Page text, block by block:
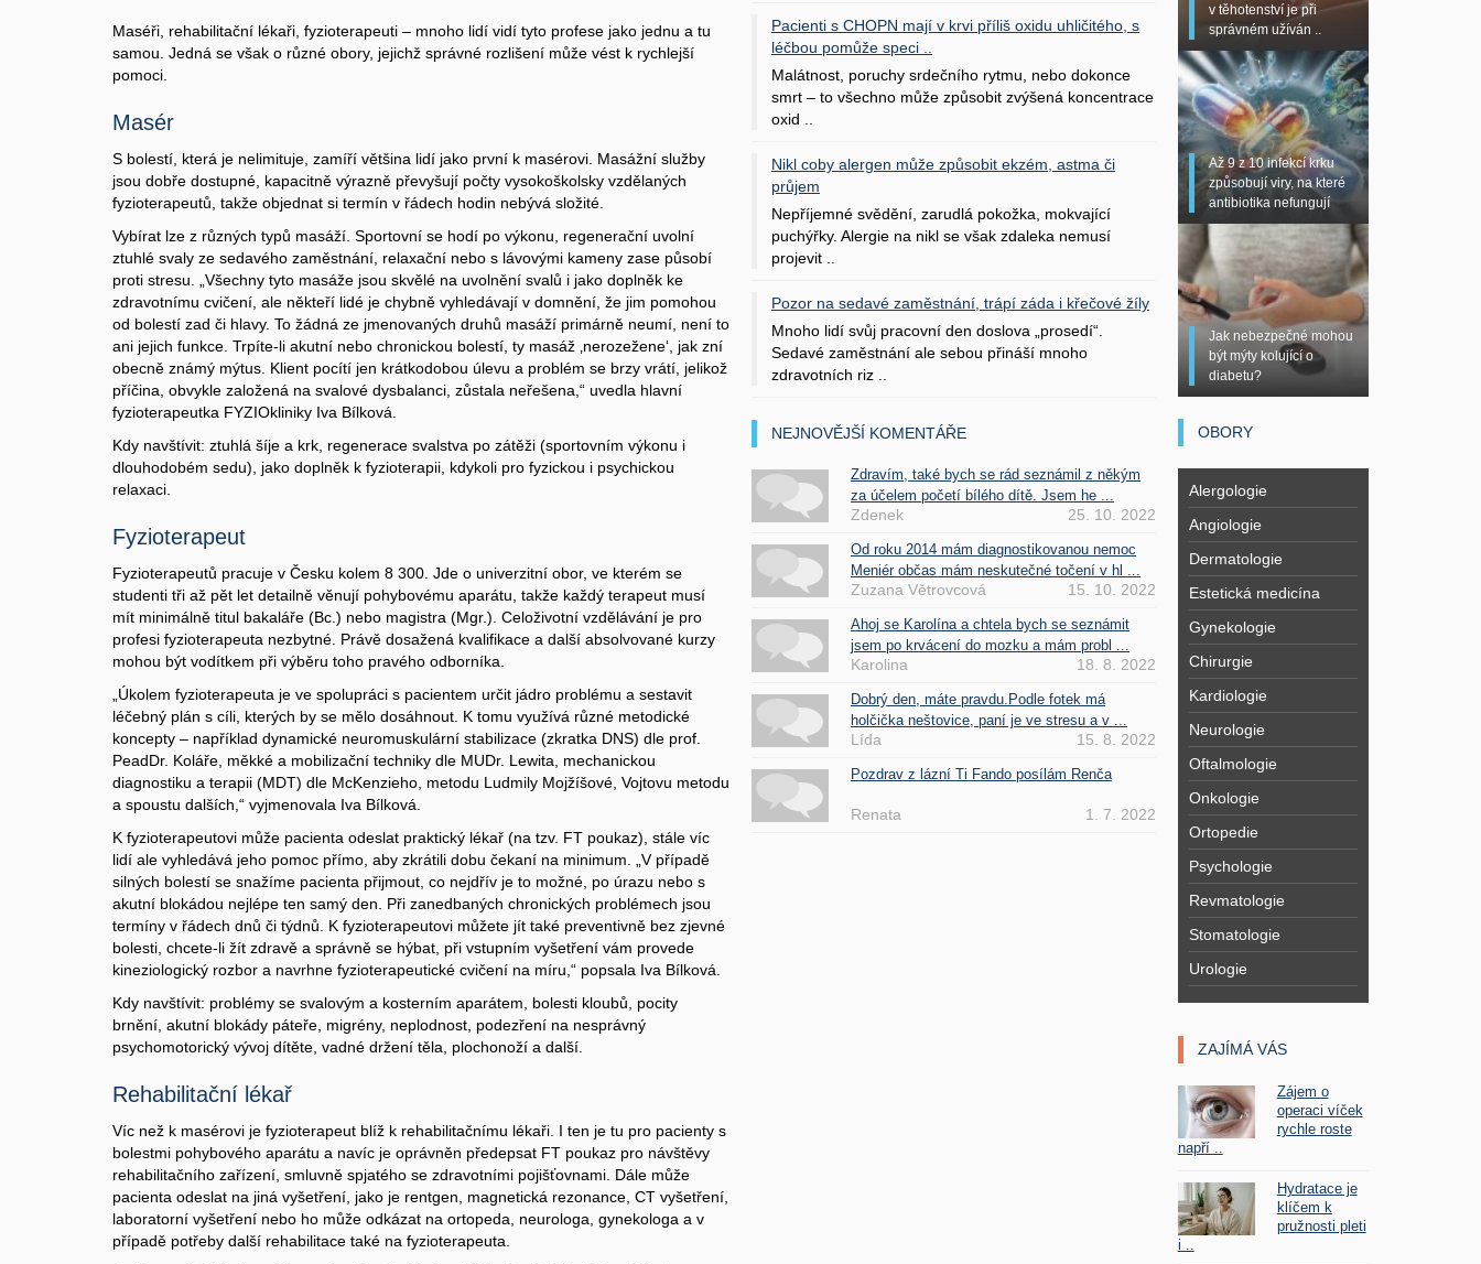
Maséři, rehabilitační lékaři, fyzioterapeuti – mnoho lidí vidí tyto profese jako jednu a tu
samou. Jedná se však o různé obory, jejichž správné rozlišení může vést k rychlejší
pomoci.
Masér
S bolestí, která je nelimituje, zamíří většina lidí jako první k masérovi. Masážní služby
jsou dobře dostupné, kapacitně výrazně převyšují počty vysokoškolsky vzdělaných
fyzioterapeutů, takže objednat si termín v řádech hodin nebývá složité.
Vybírat lze z různých typů masáží. Sportovní se hodí po výkonu, regenerační uvolní
ztuhlé svaly ze sedavého zaměstnání, relaxační nebo s lávovými kameny zase působí
proti stresu. „Všechny tyto masáže jsou skvělé na uvolnění svalů i jako doplněk ke
zdravotnímu cvičení, ale někteří lidé je chybně vyhledávají v domnění, že jim pomohou
od bolestí zad či hlavy. To žádná ze jmenovaných druhů masáží primárně neumí, není to
ani jejich funkce. Trpíte-li akutní nebo chronickou bolestí, ty masáž ‚nerozežene‘, jak zní
obecně známý mýtus. Klient pocítí jen krátkodobou úlevu a problém se brzy vrátí, jelikož
příčina, obvykle založená na svalové dysbalanci, zůstala neřešena,“ uvedla hlavní
fyzioterapeutka FYZIOkliniky Iva Bílková.
Kdy navštívit: ztuhlá šíje a krk, regenerace svalstva po zátěži (sportovním výkonu i
dlouhodobém sedu), jako doplněk k fyzioterapii, kdykoli pro fyzickou i psychickou
relaxaci.
Fyzioterapeut
Fyzioterapeutů pracuje v Česku kolem 8 300. Jde o univerzitní obor, ve kterém se
studenti tři až pět let detailně věnují pohybovému aparátu, takže každý terapeut musí
mít minimálně titul bakaláře (Bc.) nebo magistra (Mgr.). Celoživotní vzdělávání je pro
profesi fyzioterapeuta nezbytné. Právě dosažená kvalifikace a další absolvované kurzy
mohou být vodítkem při výběru toho pravého odborníka.
„Úkolem fyzioterapeuta je ve spolupráci s pacientem určit jádro problému a sestavit
léčebný plán s cíli, kterých by se mělo dosáhnout. K tomu využívá různé metodické
koncepty – například dynamické neuromuskulární stabilizace (zkratka DNS) dle prof.
PeadDr. Koláře, měkké a mobilizační techniky dle MUDr. Lewita, mechanickou
diagnostiku a terapii (MDT) dle McKenzieho, metodu Ludmily Mojžíšové, Vojtovu metodu
a spoustu dalších,“ vyjmenovala Iva Bílková.
K fyzioterapeutovi může pacienta odeslat praktický lékař (na tzv. FT poukaz), stále víc
lidí ale vyhledává jeho pomoc přímo, aby zkrátili dobu čekaní na minimum. „V případě
silných bolestí se snažíme pacienta přijmout, co nejdřív je to možné, po úrazu nebo s
akutní blokádou nejlépe ten samý den. Při zanedbaných chronických problémech jsou
termíny v řádech dnů či týdnů. K fyzioterapeutovi můžete jít také preventivně bez zjevné
bolesti, chcete-li žít zdravě a správně se hýbat, při vstupním vyšetření vám provede
kineziologický rozbor a navrhne fyzioterapeutické cvičení na míru,“ popsala Iva Bílková.
Kdy navštívit: problémy se svalovým a kosterním aparátem, bolesti kloubů, pocity
brnění, akutní blokády páteře, migrény, neplodnost, podezření na nesprávný
psychomotorický vývoj dítěte, vadné držení těla, plochonoží a další.
Rehabilitační lékař
Víc než k masérovi je fyzioterapeut blíž k rehabilitačnímu lékaři. I ten je tu pro pacienty s
bolestmi pohybového aparátu a navíc je oprávněn předepsat FT poukaz pro návštěvy
rehabilitačního zařízení, smluvně spjatého se zdravotními pojišťovnami. Dále může
pacienta odeslat na jiná vyšetření, jako je rentgen, magnetická rezonance, CT vyšetření,
laboratorní vyšetření nebo ho může odkázat na ortopeda, neurologa, gynekologa a v
případě potřeby další rehabilitace také na fyzioterapeuta.
Pacienti s CHOPN mají v krvi příliš oxidu uhličitého, s
léčbou pomůže speci ..
Malátnost, poruchy srdečního rytmu, nebo dokonce
smrt – to všechno může způsobit zvýšená koncentrace
oxid ..
Nikl coby alergen může způsobit ekzém, astma či
průjem
Nepříjemné svědění, zarudlá pokožka, mokvající
puchýřky. Alergie na nikl se však zdaleka nemusí
projevit ..
Pozor na sedavé zaměstnání, trápí záda i křečové žíly
Mnoho lidí svůj pracovní den doslova „prosedí“.
Sedavé zaměstnání ale sebou přináší mnoho
zdravotních riz ..
NEJNOVĚJŠÍ KOMENTÁŘE
Zdravím, také bych se rád seznámil z někým
za účelem početí bílého dítě. Jsem he ...
Zdenek 25. 10. 2022
Od roku 2014 mám diagnostikovanou nemoc
Meniér občas mám neskutečné točení v hl ...
Zuzana Větrovcová 15. 10. 2022
Ahoj se Karolína a chtela bych se seznámit
jsem po krvácení do mozku a mám probl ...
Karolina 18. 8. 2022
Dobrý den, máte pravdu.Podle fotek má
holčička neštovice, paní je ve stresu a v ...
Lída 15. 8. 2022
Pozdrav z lázní Ti Fando posílám Renča
Renata 1. 7. 2022
v těhotenství je při
správném užíván ..
Až 9 z 10 infekcí krku
způsobují viry, na které
antibiotika nefungují
Jak nebezpečné mohou
být mýty kolující o
diabetu?
OBORY
Alergologie
Angiologie
Dermatologie
Estetická medicína
Gynekologie
Chirurgie
Kardiologie
Neurologie
Oftalmologie
Onkologie
Ortopedie
Psychologie
Revmatologie
Stomatologie
Urologie
ZAJÍMÁ VÁS
Zájem o
operaci víček
rychle roste
napří ..
Hydratace je
klíčem k
pružnosti pleti
i ..